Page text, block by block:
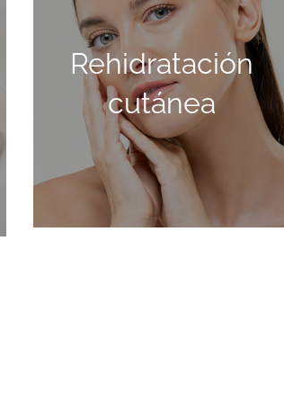
Rehidratación
cutánea
REHIDRATACIÓN
CUTÁNEA
SABER MÁS